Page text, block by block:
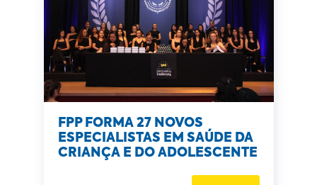
FPP FORMA 27 NOVOS
ESPECIALISTAS EM SAÚDE DA
CRIANÇA E DO ADOLESCENTE